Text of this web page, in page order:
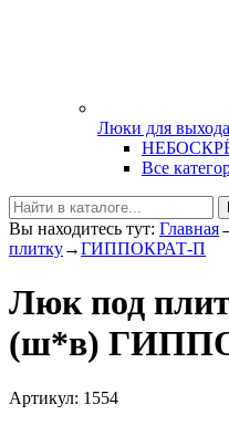
Люки для
Все
Вы находитесь тут: Главная
плитку→ГИППОКРАТ-П
Люк под
(ш*в)
Артикул: 1554